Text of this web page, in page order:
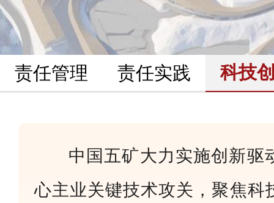
责任管理 责任实践 科技
中国五矿大力实施创新驱
心主业关键技术攻关，聚焦科